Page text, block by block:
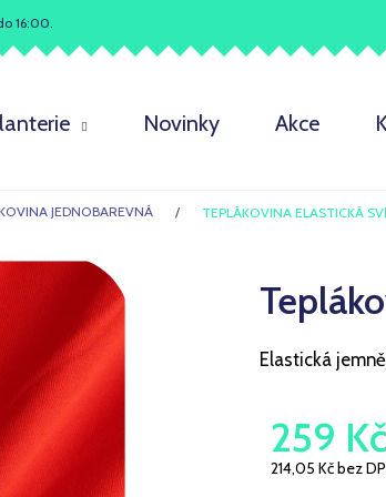
16:00.
Novinky Akce
JEDNOBAREVNÁ TEPLÁKOVINA ELASTICKÁ
Elastická
259 Kč
214,05 Kč bez
Co potřebujete najít?
HLEDAT
Doporučujeme